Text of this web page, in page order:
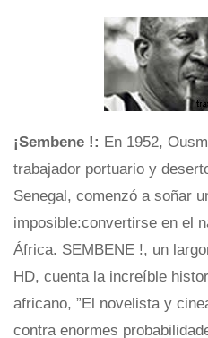
¡Sembene !: En 1952,
trabajador portuario y
Senegal, comenzó a soñar
imposible:convertirse en el
África. SEMBENE !, un
HD, cuenta la increíble
africano, ”El novelista y
contra enormes